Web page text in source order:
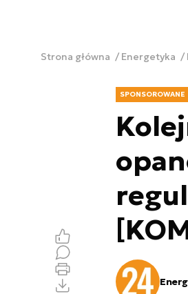
Strona główna Energetyka
SPONSOROWANE